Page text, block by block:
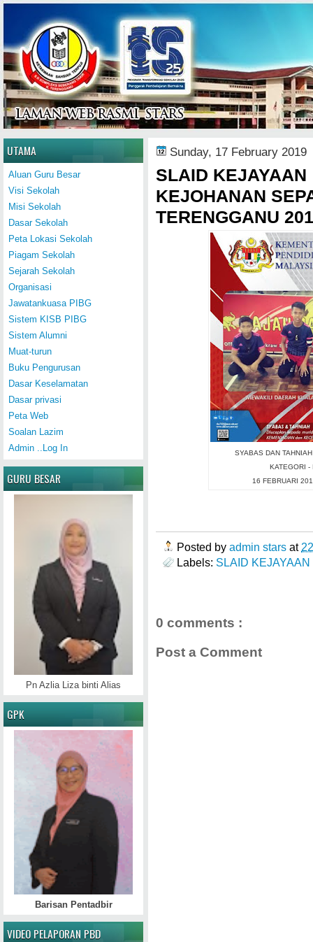
Home
Sunday, 17 February 2019
SLAID KEJAYAAN
KEJOHANAN
TERENGGANU
SYABAS DAN
KATEGORI -
16 FEBRUARI
Posted by admin stars at
Labels: SLAID KEJAYAAN
0 comments :
Post a Comment
UTAMA
Aluan Guru Besar
Visi Sekolah
Misi Sekolah
Dasar Sekolah
Peta Lokasi Sekolah
Piagam Sekolah
Sejarah Sekolah
Organisasi
Jawatankuasa PIBG
Sistem KISB PIBG
Sistem Alumni
Muat-turun
Buku Pengurusan
Dasar Keselamatan
Dasar privasi
Peta Web
Soalan Lazim
Admin ..Log In
GURU BESAR
Pn Azlia Liza binti Alias
GPK
Barisan Pentadbir
VIDEO PELAPORAN PBD